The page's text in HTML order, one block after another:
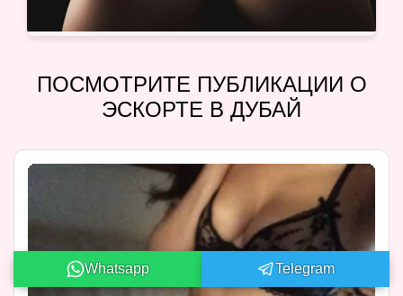
ПОСМОТРИТЕ ПУБЛИКАЦИИ О
ЭСКОРТЕ В ДУБАЙ
Whatsapp Telegram